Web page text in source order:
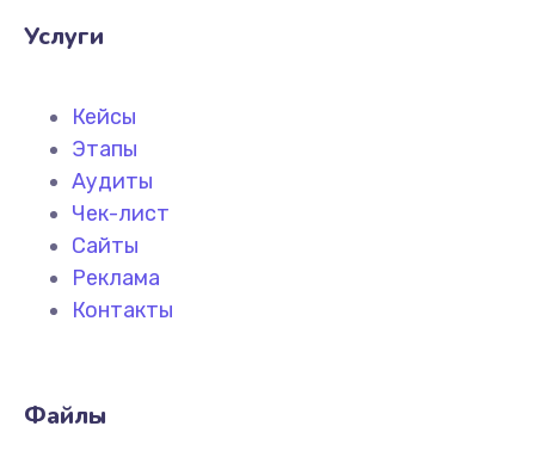
Услуги
Кейсы
Этапы
Аудиты
Чек-лист
Сайты
Реклама
Контакты
Файлы